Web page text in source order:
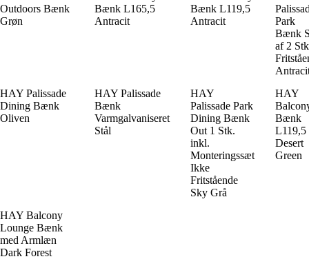
Outdoors Bænk
Grøn
Bænk L165,5
Antracit
Bænk L119,5
Antracit
Park
Bænk
af 2 Stk
HAY Palissade
Dining Bænk
Oliven
HAY Palissade
Bænk
Varmgalvaniseret
Stål
HAY
Palissade Park
Dining Bænk
Out 1 Stk.
inkl.
Monteringssæt
Ikke
Fritstående
Sky Grå
HAY
Bænk
L119,5
Desert
Green
HAY Balcony
Lounge Bænk
med Armlæn
Dark Forest